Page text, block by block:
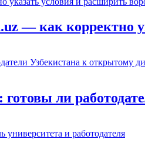
— как корректно
ли